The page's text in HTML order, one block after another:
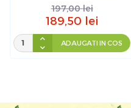
197,00 lei
189,50 lei
ADAUGATI IN COS